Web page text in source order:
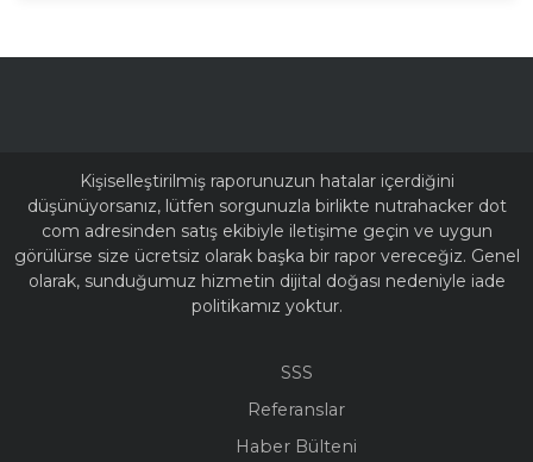
Kişiselleştirilmiş raporunuzun hatalar içerdiğini
düşünüyorsanız, lütfen sorgunuzla birlikte nutrahacker dot
com adresinden satış ekibiyle iletişime geçin ve uygun
görülürse size ücretsiz olarak başka bir rapor vereceğiz. Genel
olarak, sunduğumuz hizmetin dijital doğası nedeniyle iade
politikamız yoktur.
SSS
Referanslar
Haber Bülteni